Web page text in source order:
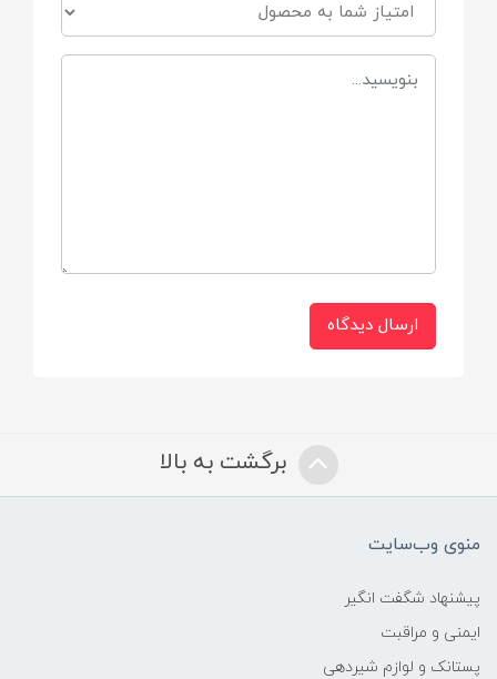
جنس روکش:
پارچه پلی‌استر نرم با بافت لطیف کودک‌پسند
فوم انعطاف‌پذیر مخصوص نشیمن کودک
تا 35 کیلوگرم
رده سنی پیشنهادی:
ارسال دیدگاه
برگشت به بالا
منوی وب‌سایت
پیشنهاد شگفت انگیر
ایمنی و مراقبت
پستانک و لوازم شیردهی